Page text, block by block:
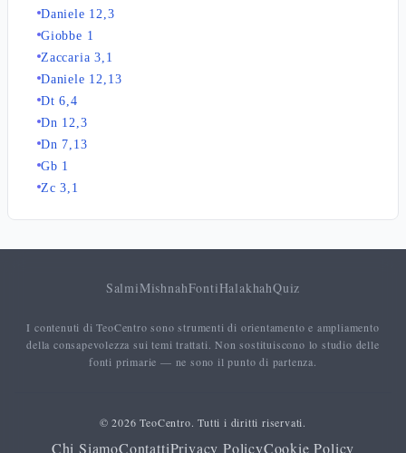
Daniele 12,3
Giobbe 1
Zaccaria 3,1
Daniele 12,13
Dt 6,4
Dn 12,3
Dn 7,13
Gb 1
Zc 3,1
SalmiMishnahFontiHalakhahQuiz
I contenuti di TeoCentro sono strumenti di orientamento e ampliamento
della consapevolezza sui temi trattati. Non sostituiscono lo studio delle
fonti primarie — ne sono il punto di partenza.
© 2026 TeoCentro. Tutti i diritti riservati.
Chi SiamoContattiPrivacy PolicyCookie Policy